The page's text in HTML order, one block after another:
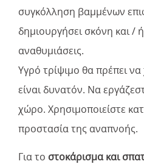
συγκόλληση βαμμένων
δημιουργήσει σκόνη και / ή
αναθυμιάσεις.
Υγρό τρίψιμο θα πρέπει
είναι δυνατόν. Να
χώρο. Χρησιμοποιείστε
προστασία της αναπνοής.
Για το στοκάρισμα και